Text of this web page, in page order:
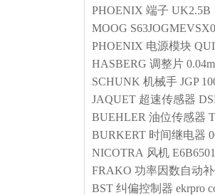
PHOENIX 端子 UK2.5B
MOOG S63JOGMEVSX0
PHOENIX 电源模块
HASBERG 调整片
SCHUNK 机械手 JGP
JAQUET 超速传感器
BUEHLER 油位传感器
BURKERT 时间继电器
NICOTRA 风机 E6B6501
FRAKO 功率因数自动
BST 纠偏控制器 ekrpro